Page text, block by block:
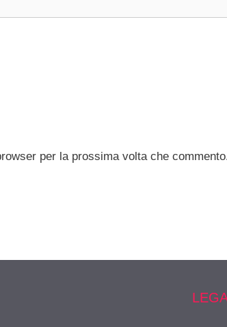
per la prossima volta che